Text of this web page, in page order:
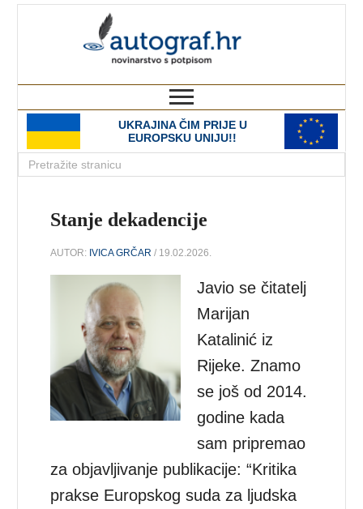
UKRAJINA ČIM PRIJE U
EUROPSKU UNIJU!!
Stanje dekadencije
AUTOR: IVICA GRČAR / 19.02.2026.
Javio se čitatelj
Marijan
Katalinić iz
Rijeke. Znamo
se još od 2014.
godine kada
sam pripremao
za objavljivanje publikacije: “Kritika
prakse Europskog suda za ljudska